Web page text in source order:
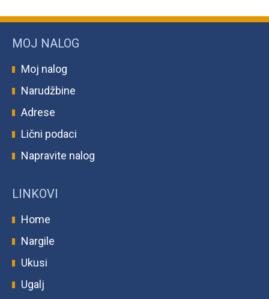
MOJ NALOG
Moj nalog
Narudžbine
Adrese
Lični podaci
Napravite nalog
LINKOVI
Home
Nargile
Ukusi
Ugalj